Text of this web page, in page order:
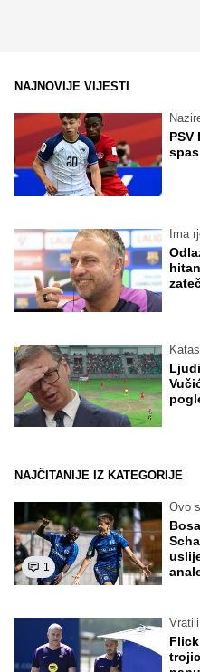
NAJNOVIJE VIJESTI
Ima
NAJČITANIJE IZ KATEGORIJE
1
Ovo